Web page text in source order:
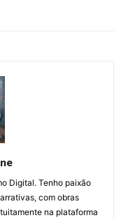
Digital. Tenho paixão
com obras
na plataforma